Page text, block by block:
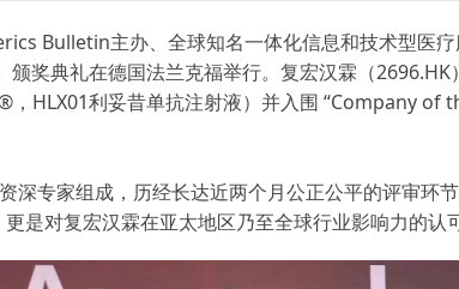
Bulletin主办、全球知名一体化信息和技术型医
奖典礼在德国法兰克福举行。复宏汉霖（
HLX01利妥昔单抗注射液）并入围 “Company of
深专家组成，历经长达近两个月公正公平的评审环
是对复宏汉霖在亚太地区乃至全球行业影响力的认可